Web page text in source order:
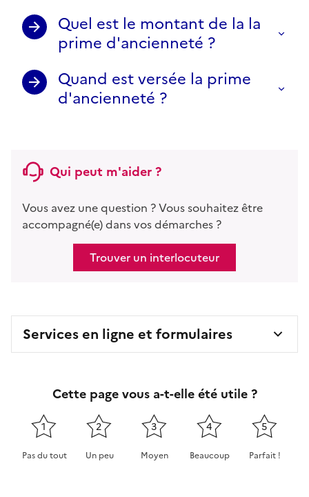
Quel est le montant de la la
prime d'ancienneté ?
Quand est versée la prime
d'ancienneté ?
Qui peut m'aider ?
Vous avez une question ? Vous souhaitez être
accompagné(e) dans vos démarches ?
Trouver un interlocuteur
Services en ligne et formulaires
Cette page vous a-t-elle été utile ?
1
Pas du tout
2
Un peu
3
Moyen
4
Beaucoup
5
Parfait !